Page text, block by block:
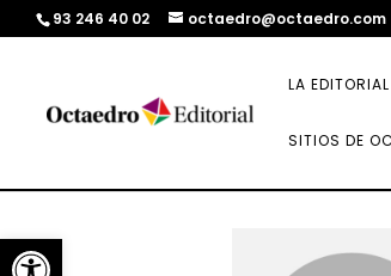
Abrir barra de herramientas
93 246 40 02 octaedro@octaedro.com
LA EDITORIAL
SITIOS DE